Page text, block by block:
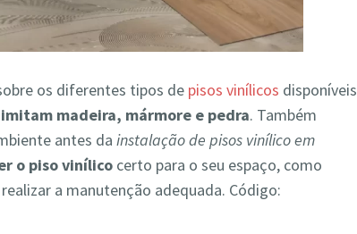
os diferentes tipos de pisos vinílicos disponíveis
imitam madeira, mármore e pedra. Também
antes dainstalação de pisos vinílico em
o piso vinílico certo para o seu espaço, como
a manutenção adequada. Código: